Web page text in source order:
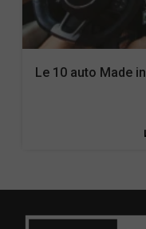
Le 10 auto Made